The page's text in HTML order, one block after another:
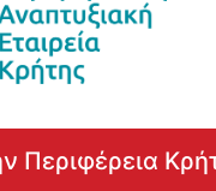
Περιφέρεια